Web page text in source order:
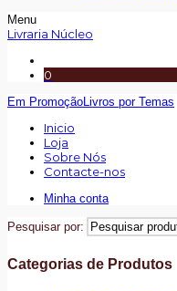
Menu
Livraria Núcleo
0
Em PromoçãoLivros por Temas
Inicio
Loja
Sobre Nós
Contacte-nos
Minha conta
Pesquisar por:
Categorias de Produtos